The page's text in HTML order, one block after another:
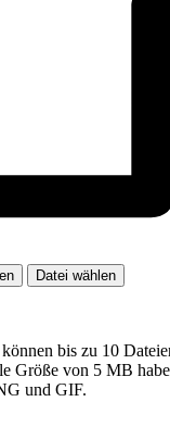
Datei wählen
bis zu 10
Größe von 5 MB
und GIF.